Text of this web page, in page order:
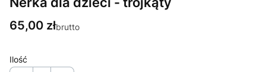
Cena
65,00 złbrutto
Ilość